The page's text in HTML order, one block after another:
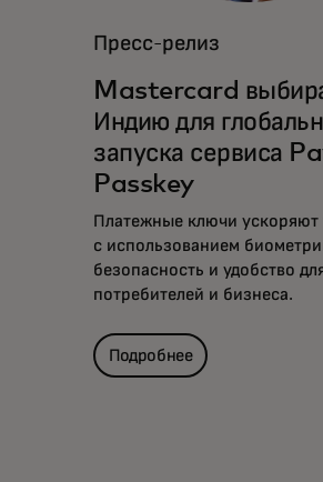
Пресс-релиз
Mastercard
Индию для
запуска сервиса
Passkey
Платежные ключи ускоряют
с использованием
безопасность и удобство
потребителей и бизнеса.
Подробнее